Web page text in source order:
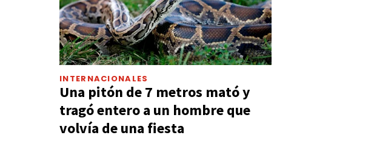
INTERNACIONALES
Una pitón de 7 metros mató y
tragó entero a un hombre que
volvía de una fiesta